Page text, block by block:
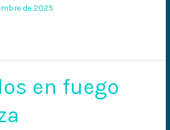
de 2025
en fuego